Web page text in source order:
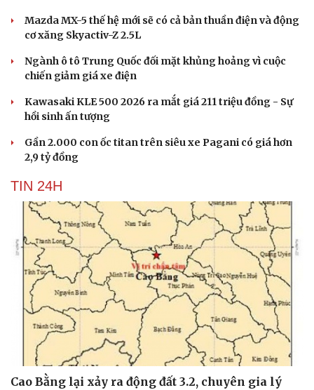
Mazda MX-5 thế hệ mới sẽ có cả bản thuần điện và động
cơ xăng Skyactiv-Z 2.5L
Ngành ô tô Trung Quốc đối mặt khủng hoảng vì cuộc
chiến giảm giá xe điện
Kawasaki KLE 500 2026 ra mắt giá 211 triệu đồng - Sự
hồi sinh ấn tượng
Gần 2.000 con ốc titan trên siêu xe Pagani có giá hơn
2,9 tỷ đồng
TIN 24H
Cao Bằng lại xảy ra động đất 3.2, chuyên gia lý